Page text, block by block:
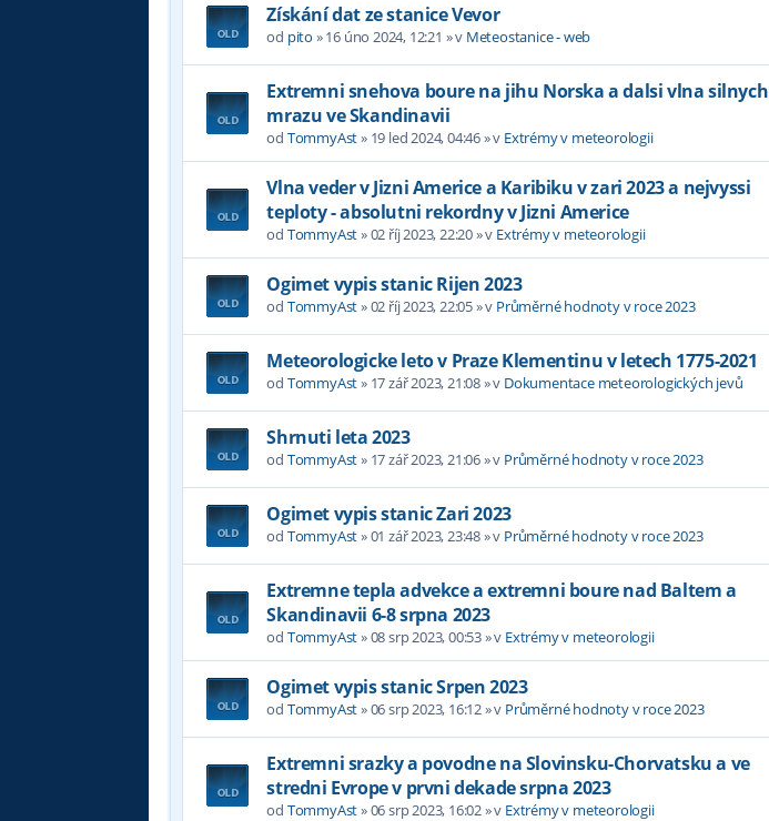
Získání dat ze stanice Vevor
od pito »16 úno 2024, 12:21 » v Meteostanice - web
Extremni snehova boure na jihu Norska a dalsi vlna silnych
mrazu ve Skandinavii
od TommyAst» 19 led 2024, 04:46» v Extrémy v meteorologii
Vlna veder v Jizni Americe a Karibiku v zari 2023 a nejvyssi
teploty - absolutni rekordny v Jizni Americe
od TommyAst»02 říj 2023, 22:20» v Extrémy v meteorologii
Ogimet vypis stanic Rijen 2023
od TommyAst»02 říj 2023, 22:05» v Průměrné hodnoty v roce 2023
Meteorologicke leto v Praze Klementinu v letech 1775-2021
od TommyAst» 17 zář 2023, 21:08» v Dokumentace meteorologických jevů
Shrnuti leta 2023
od TommyAst» 17 zář 2023, 21:06» v Průměrné hodnoty v roce 2023
Ogimet vypis stanic Zari 2023
od TommyAst»01 zář 2023, 23:48» v Průměrné hodnoty v roce 2023
Extremne tepla advekce a extremni boure nad Baltem a
Skandinavii 6-8 srpna 2023
od TommyAst»08 srp 2023, 00:53» v Extrémy v meteorologii
Ogimet vypis stanic Srpen 2023
od TommyAst»06 srp 2023, 16:12» v Průměrné hodnoty v roce 2023
Extremni srazky a povodne na Slovinsku-Chorvatsku a ve
stredni Evrope v prvni dekade srpna 2023
od TommyAst»06 srp 2023, 16:02» v Extrémy v meteorologii